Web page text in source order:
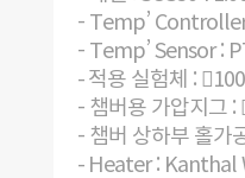
- Temp’
- Temp’ Sensor :
- 적용 실험체 :
- 챔버용 가압지그
- 챔버 상하부 홀가
- Heater :